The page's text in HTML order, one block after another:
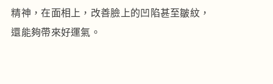
精神，在面相上，改善臉上的凹陷甚至皺紋，
還能夠帶來好運氣。